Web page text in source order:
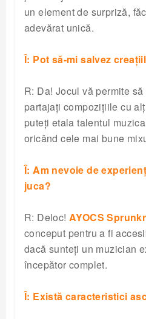
un element de surpriză,
adevărat unică.
Î: Pot să-mi salvez
R: Da! Jocul vă permite
partajați compozițiile cu
puteți etala talentul
oricând cele mai bune
Î: Am nevoie de
juca?
R: Deloc! AYOCS
conceput pentru a fi
dacă sunteți un muzician
începător complet.
Î: Există caracteristici